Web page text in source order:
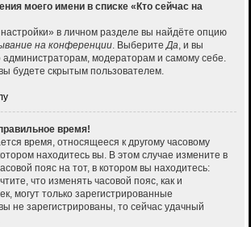
моего имени в списке «Кто сейчас на
в личном разделе вы найдёте опцию
на конференции. ВыберитеДа, и вы
администраторам, модераторам и самому себе.
будете скрытым пользователем.
время!
время, относящееся к другому часовому
находитесь вы. В этом случае измените в
пояс на тот, в котором вы находитесь:
что изменять часовой пояс, как и
могут только зарегистрированные
не зарегистрированы, то сейчас удачный